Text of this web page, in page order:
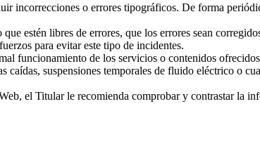
incorrecciones o errores tipográficos. De forma
estén libres de errores, que los errores sean
para evitar este tipo de incidentes.
funcionamiento de los servicios o contenidos
caídas, suspensiones temporales de fluido eléctrico o
el Titular le recomienda comprobar y contrastar la